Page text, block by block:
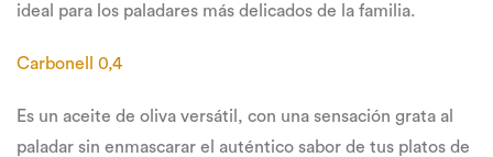
ideal para los paladares más delicados de la familia.
Carbonell 0,4
Es un aceite de oliva versátil, con una sensación grata al
paladar sin enmascarar el auténtico sabor de tus platos de